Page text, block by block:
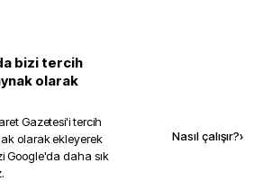
bizi tercih
olarak
Gazetesi'i tercih
olarak ekleyerek
Google'da daha sık
Nasıl çalışır?›